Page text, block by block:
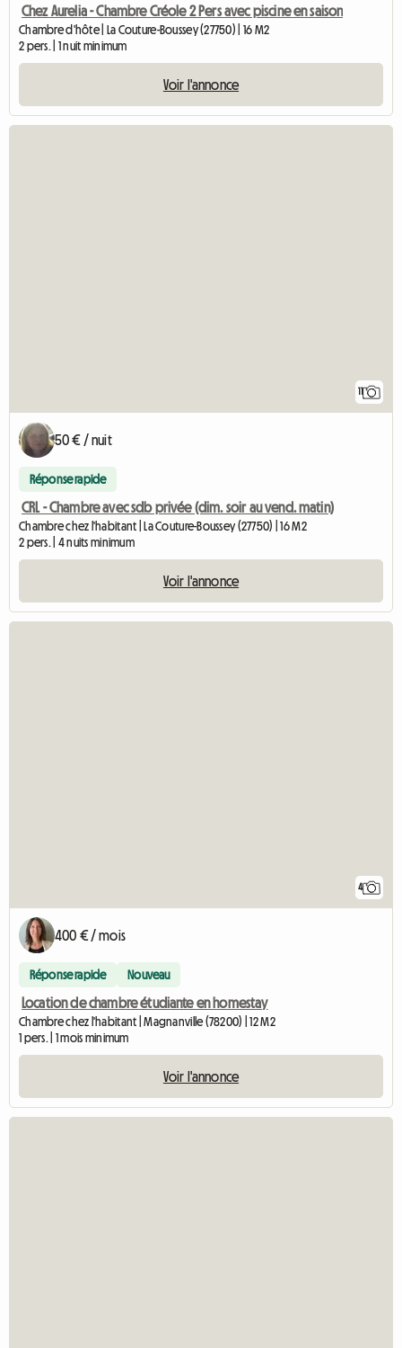
Chez Aurelia - Chambre Créole 2 Pers avec piscine en saison
Chambre d'hôte | La Couture-Boussey (27750) | 16 M2
2 pers. | 1 nuit minimum
Voir l'annonce
11
50 € / nuit
Réponse rapide
CRL - Chambre avec sdb privée (dim. soir au vend. matin)
Chambre chez l'habitant | La Couture-Boussey (27750) | 16 M2
2 pers. | 4 nuits minimum
Voir l'annonce
4
400 € / mois
Réponse rapide Nouveau
Location de chambre étudiante en homestay
Chambre chez l'habitant | Magnanville (78200) | 12 M2
1 pers. | 1 mois minimum
Voir l'annonce